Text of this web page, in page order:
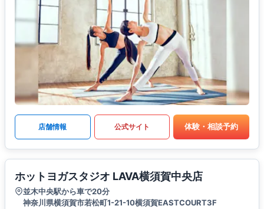
店舗情報 公式サイト 体験・相談予約
ホットヨガスタジオ LAVA横須賀中央店
並木中央駅から車で20分
神奈川県横須賀市若松町1-21-10横須賀EASTCOURT3F